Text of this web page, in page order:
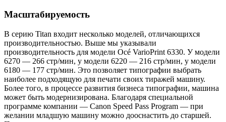
Масштабируемость
В серию Titan входит несколько моделей, отличающихся
производительностью. Выше мы указывали
производительность для модели Océ VarioPrint 6330. У модели
6270 — 266 стр/мин, у модели 6220 — 216 стр/мин, у модели
6180 — 177 стр/мин. Это позволяет типографии выбрать
наиболее подходящую для печати своих тиражей машину.
Более того, в процессе развития бизнеса типографии, машина
может быть модернизирована. Благодаря специальной
программе компании — Canon Speed Pass Program — при
желании младшую машину можно дооснастить до старшей.